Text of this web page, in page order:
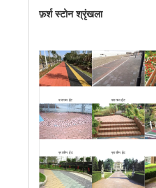
फ़र्श स्टोन श्रृंखला
पारगम्य ईंट पारगम्य ईंट
प्राचीन ईंट प्राचीन ईंट